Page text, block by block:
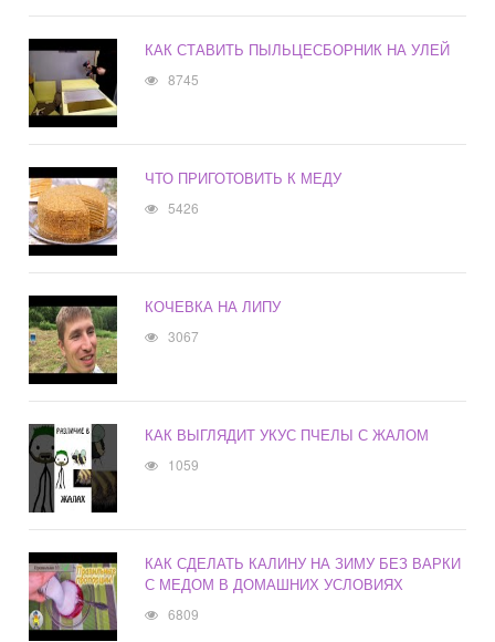
КАК СТАВИТЬ ПЫЛЬЦЕСБОРНИК НА УЛЕЙ
8745
ЧТО ПРИГОТОВИТЬ К МЕДУ
5426
КОЧЕВКА НА ЛИПУ
3067
КАК ВЫГЛЯДИТ УКУС ПЧЕЛЫ С ЖАЛОМ
1059
КАК СДЕЛАТЬ КАЛИНУ НА ЗИМУ БЕЗ ВАРКИ
С МЕДОМ В ДОМАШНИХ УСЛОВИЯХ
6809